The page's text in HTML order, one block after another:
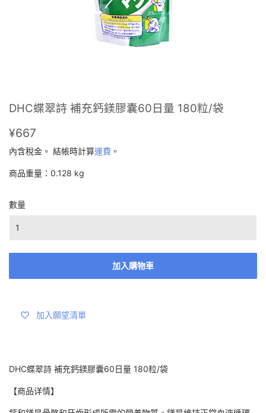
DHC蝶翠詩 補充鈣鎂膠囊60日量 180粒/袋
¥667
內含稅金。 結帳時計算運費 。
商品重量：0.128 kg
數量
加入購物車
加入願望清單
DHC蝶翠詩 補充鈣鎂膠囊60日量 180粒/袋
【商品详情】